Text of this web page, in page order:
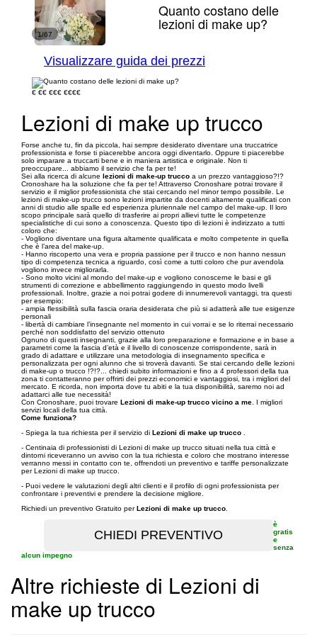
1/67
Quanto costano delle
lezioni di make up?
Visualizzare guida dei prezzi
€ €€ €€€ €€€€
Lezioni di make up trucco
Forse anche tu, fin da piccola, hai sempre desiderato diventare una truccatrice
professionista e forse ti piacerebbe ancora oggi diventarlo. Oppure ti piacerebbe
solo imparare a truccarti bene e in maniera artistica e originale. Non ti
preoccupare... abbiamo il servizio che fa per te!
Sei alla ricerca di alcune lezioni di make-up trucco a un prezzo vantaggioso?!?
Cronoshare ha la soluzione che fa per te! Attraverso Cronoshare potrai trovare il
servizio e il miglior professionista che stai cercando nel minor tempo possibile. Le
lezioni di make-up trucco sono lezioni impartite da docenti altamente qualificati con
anni di studio alle spalle ed esperienza pluriennale nel campo del make-up. Il loro
scopo principale sarà quello di trasferire ai propri allievi tutte le competenze
specialistiche di cui sono a conoscenza. Questo tipo di lezioni è indirizzato a tutti
coloro che:
- Vogliono diventare una figura altamente qualificata e molto competente in quella
che è l’area del make-up.
- Hanno riscoperto una vera e propria passione per il trucco e non hanno nessun
tipo di competenza tecnica a riguardo, così come a tutti coloro che pur avendola
vogliono invece migliorarla.
- Sono molto vicini al mondo del make-up e vogliono conoscerne le basi e gli
strumenti di correzione e abbellimento raggiungendo in questo modo livelli
professionali. Inoltre, grazie a noi potrai godere di innumerevoli vantaggi, tra questi
per esempio:
- ampia flessibilità sulla fascia oraria desiderata che più si adatterà alle tue esigenze
personali
- libertà di cambiare l’insegnante nel momento in cui vorrai e se lo riterrai necessario
perché non soddisfatto del servizio ottenuto
Ognuno di questi insegnanti, grazie alla loro preparazione e formazione e in base a
parametri come la fascia d’età e il livello di conoscenze corrispondente, sarà in
grado di adattare e utilizzare una metodologia di insegnamento specifica e
personalizzata per ogni alunno che si troverà davanti. Se stai cercando delle lezioni
di make-up o trucco !?!?... chiedi subito informazioni e fino a 4 professori della tua
zona ti contatteranno per offrirti dei prezzi economici e vantaggiosi, tra i migliori del
mercato. E ricorda, non importa dove tu abiti e la tua disponibilità, saremo noi ad
adattarci alle tue necessità!
Con Cronoshare, puoi trovare Lezioni di make-up trucco vicino a me . I migliori
servizi locali della tua città.
Come funziona?
- Spiega la tua richiesta per il servizio di Lezioni di make up trucco
- Centinaia di professionisti di Lezioni di make up trucco situati nella tua città e
dintorni riceveranno un avviso con la tua richiesta e coloro che mostrano interesse
verranno messi in contatto con te, offrendoti un preventivo e tariffe personalizzate
per Lezioni di make up trucco.
- Puoi vedere le valutazioni degli altri clienti e il profilo di ogni professionista per
confrontare i preventivi e prendere la decisione migliore.
Richiedi un preventivo Gratuito perLezioni di make up trucco
è
gratis
e
senza
alcun impegno
Altre richieste di Lezioni di
make up trucco